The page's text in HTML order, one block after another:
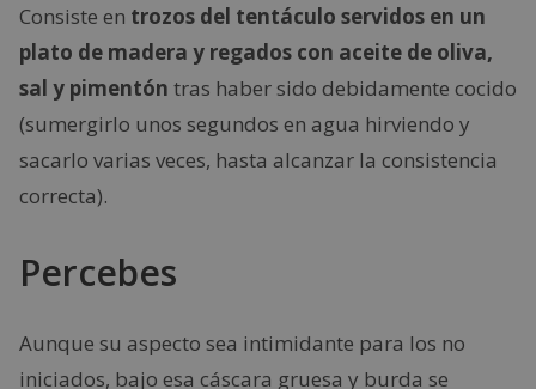
Consiste en trozos del tentáculo servidos en un
plato de madera y regados con aceite de oliva,
sal y pimentón tras haber sido debidamente cocido
(sumergirlo unos segundos en agua hirviendo y
sacarlo varias veces, hasta alcanzar la consistencia
correcta).
Percebes
Aunque su aspecto sea intimidante para los no
iniciados, bajo esa cáscara gruesa y burda se